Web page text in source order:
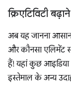
क्रिएटिविटी
अब यह जानना आसान
और कौनसा एलिमेंट
हैं! यहां कुछ आइडिया
इस्तेमाल के अन्य